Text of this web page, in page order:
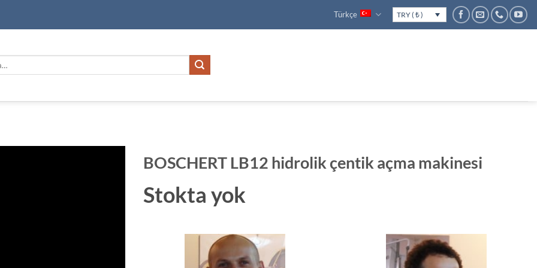
Türkçe TRY ( ₺ )
BOSCHERT LB12 hidrolik çentik açma makinesi
Stokta yok